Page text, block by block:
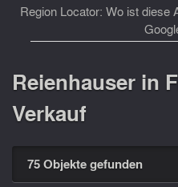
Region Locator: Wo ist diese
Reienhauser in
Verkauf
75 Objekte gefunden